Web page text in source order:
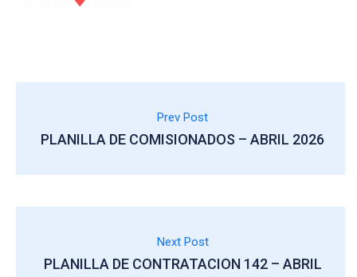
Prev Post
PLANILLA DE COMISIONADOS – ABRIL 2026
Next Post
PLANILLA DE CONTRATACION 142 – ABRIL